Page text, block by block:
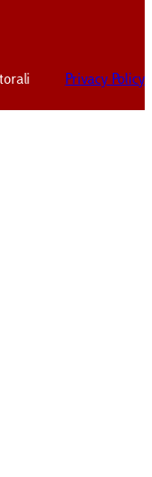
Privacy Policy